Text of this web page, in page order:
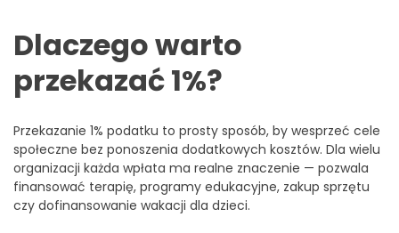
Dlaczego warto
przekazać 1%?
Przekazanie 1% podatku to prosty sposób, by wesprzeć cele
społeczne bez ponoszenia dodatkowych kosztów. Dla wielu
organizacji każda wpłata ma realne znaczenie — pozwala
finansować terapię, programy edukacyjne, zakup sprzętu
czy dofinansowanie wakacji dla dzieci.